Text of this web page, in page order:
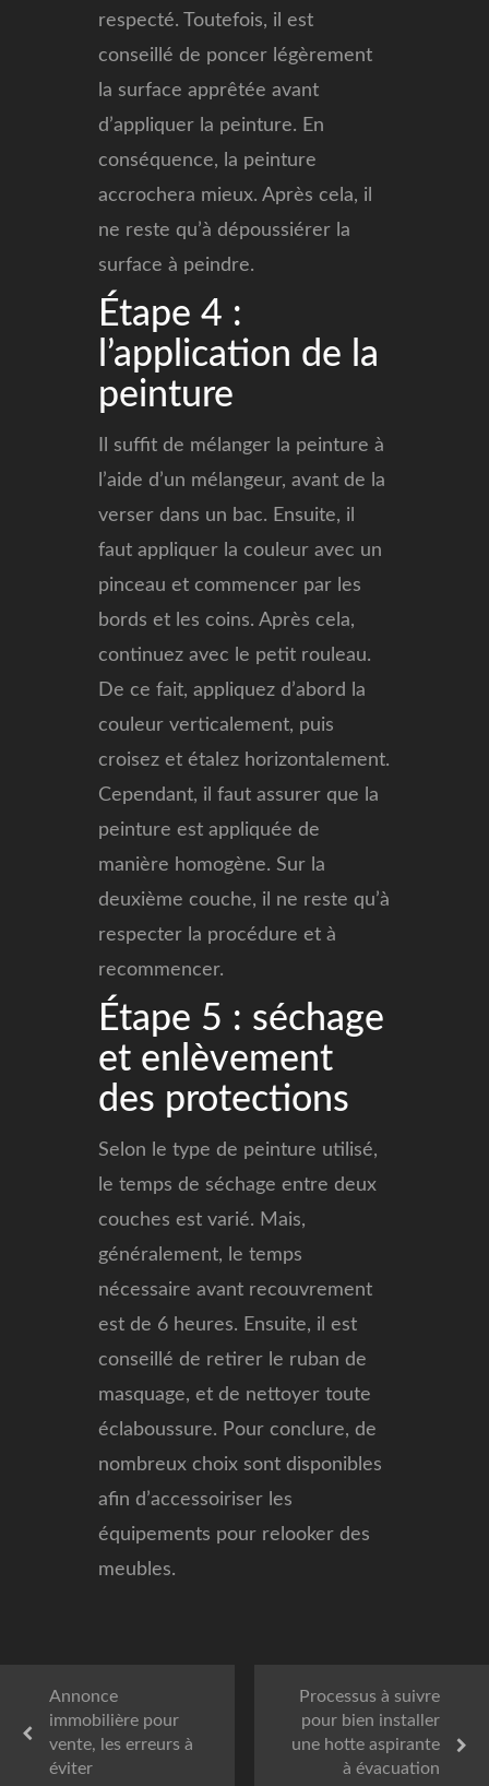
respecté. Toutefois, il est
conseillé de poncer légèrement
la surface apprêtée avant
d’appliquer la peinture. En
conséquence, la peinture
accrochera mieux. Après cela, il
ne reste qu’à dépoussiérer la
surface à peindre.
Étape 4 :
l’application de la
peinture
Il suffit de mélanger la peinture à
l’aide d’un mélangeur, avant de la
verser dans un bac. Ensuite, il
faut appliquer la couleur avec un
pinceau et commencer par les
bords et les coins. Après cela,
continuez avec le petit rouleau.
De ce fait, appliquez d’abord la
couleur verticalement, puis
croisez et étalez horizontalement.
Cependant, il faut assurer que la
peinture est appliquée de
manière homogène. Sur la
deuxième couche, il ne reste qu’à
respecter la procédure et à
recommencer.
Étape 5 : séchage
et enlèvement
des protections
Selon le type de peinture utilisé,
le temps de séchage entre deux
couches est varié. Mais,
généralement, le temps
nécessaire avant recouvrement
est de 6 heures. Ensuite, il est
conseillé de retirer le ruban de
masquage, et de nettoyer toute
éclaboussure. Pour conclure, de
nombreux choix sont disponibles
afin d’accessoiriser les
équipements pour relooker des
meubles.
Annonce
immobilière pour
vente, les erreurs à
éviter
Processus à suivre
pour bien installer
une hotte aspirante
à évacuation